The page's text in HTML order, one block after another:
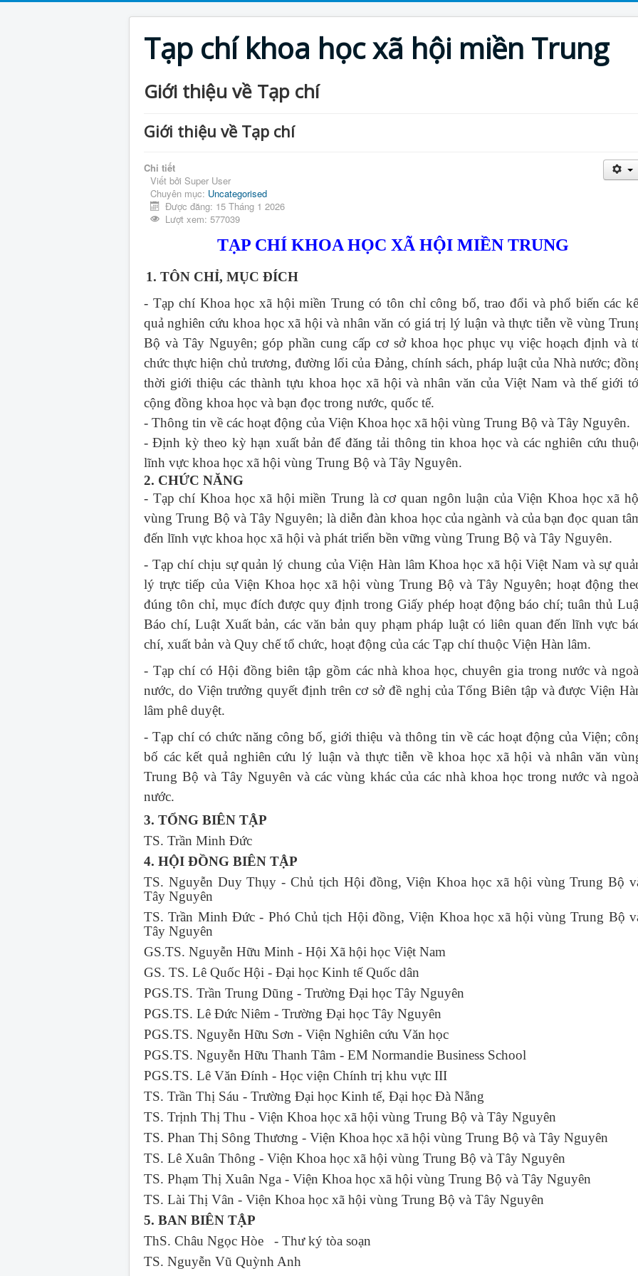
Tạp chí khoa học xã hội miền Trung
Giới thiệu về Tạp chí
Giới thiệu về Tạp chí
Chi tiết
Viết bởi Super User
Chuyên mục: Uncategorised
Được đăng: 15 Tháng 1 2026
Lượt xem: 577039
TẠP CHÍ KHOA HỌC XÃ HỘI MIỀN TRUNG
1. TÔN CHỈ, MỤC ĐÍCH
- Tạp chí Khoa học xã hội miền Trung có tôn chỉ công bố, trao đổi và phổ biến các
quả nghiên cứu khoa học xã hội và nhân văn có giá trị lý luận và thực tiễn về vùng
Bộ và Tây Nguyên; góp phần cung cấp cơ sở khoa học phục vụ việc hoạch định và
chức thực hiện chủ trương, đường lối của Đảng, chính sách, pháp luật của Nhà nước;
thời giới thiệu các thành tựu khoa học xã hội và nhân văn của Việt Nam và thế giới
cộng đồng khoa học và bạn đọc trong nước, quốc tế.
- Thông tin về các hoạt động của Viện Khoa học xã hội vùng Trung Bộ và Tây Nguyên.
- Định kỳ theo kỳ hạn xuất bản để đăng tải thông tin khoa học và các nghiên cứu
lĩnh vực khoa học xã hội vùng Trung Bộ và Tây Nguyên.
2. CHỨC NĂNG
- Tạp chí Khoa học xã hội miền Trung là cơ quan ngôn luận của Viện Khoa học xã
vùng Trung Bộ và Tây Nguyên; là diễn đàn khoa học của ngành và của bạn đọc quan
đến lĩnh vực khoa học xã hội và phát triển bền vững vùng Trung Bộ và Tây Nguyên.
- Tạp chí chịu sự quản lý chung của Viện Hàn lâm Khoa học xã hội Việt Nam và sự
lý trực tiếp của Viện Khoa học xã hội vùng Trung Bộ và Tây Nguyên; hoạt động
đúng tôn chỉ, mục đích được quy định trong Giấy phép hoạt động báo chí; tuân thủ
Báo chí, Luật Xuất bản, các văn bản quy phạm pháp luật có liên quan đến lĩnh vực
chí, xuất bản và Quy chế tổ chức, hoạt động của các Tạp chí thuộc Viện Hàn lâm.
- Tạp chí có Hội đồng biên tập gồm các nhà khoa học, chuyên gia trong nước và
nước, do Viện trưởng quyết định trên cơ sở đề nghị của Tổng Biên tập và được Viện
lâm phê duyệt.
- Tạp chí có chức năng công bố, giới thiệu và thông tin về các hoạt động của Viện;
bố các kết quả nghiên cứu lý luận và thực tiễn về khoa học xã hội và nhân văn
Trung Bộ và Tây Nguyên và các vùng khác của các nhà khoa học trong nước và
nước.
3. TỔNG BIÊN TẬP
TS. Trần Minh Đức
4. HỘI ĐỒNG BIÊN TẬP
TS. Nguyễn Duy Thụy - Chủ tịch Hội đồng, Viện Khoa học xã hội vùng Trung Bộ
Tây Nguyên
TS. Trần Minh Đức - Phó Chủ tịch Hội đồng, Viện Khoa học xã hội vùng Trung Bộ
Tây Nguyên
GS.TS. Nguyễn Hữu Minh - Hội Xã hội học Việt Nam
GS. TS. Lê Quốc Hội - Đại học Kinh tế Quốc dân
PGS.TS. Trần Trung Dũng - Trường Đại học Tây Nguyên
PGS.TS. Lê Đức Niêm - Trường Đại học Tây Nguyên
PGS.TS. Nguyễn Hữu Sơn - Viện Nghiên cứu Văn học
PGS.TS. Nguyễn Hữu Thanh Tâm - EM Normandie Business School
PGS.TS. Lê Văn Đính - Học viện Chính trị khu vực III
TS. Trần Thị Sáu - Trường Đại học Kinh tế, Đại học Đà Nẵng
TS. Trịnh Thị Thu - Viện Khoa học xã hội vùng Trung Bộ và Tây Nguyên
TS. Phan Thị Sông Thương - Viện Khoa học xã hội vùng Trung Bộ và Tây Nguyên
TS. Lê Xuân Thông - Viện Khoa học xã hội vùng Trung Bộ và Tây Nguyên
TS. Phạm Thị Xuân Nga - Viện Khoa học xã hội vùng Trung Bộ và Tây Nguyên
TS. Lài Thị Vân - Viện Khoa học xã hội vùng Trung Bộ và Tây Nguyên
5. BAN BIÊN TẬP
ThS. Châu Ngọc Hòe - Thư ký tòa soạn
TS. Nguyễn Vũ Quỳnh Anh